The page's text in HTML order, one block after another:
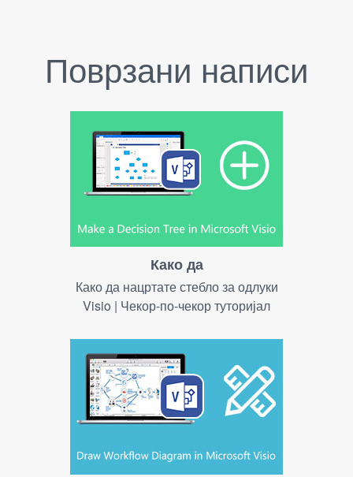
Поврзани написи
Како да
Како да нацртате стебло за одлуки
Visio | Чекор-по-чекор туторијал